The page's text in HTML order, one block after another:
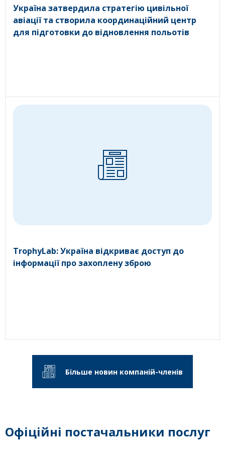
Україна затвердила стратегію цивільної
авіації та створила координаційний центр
для підготовки до відновлення польотів
TrophyLab: Україна відкриває доступ до
інформації про захоплену зброю
Більше новин компаній-членів
Офіційні постачальники послуг